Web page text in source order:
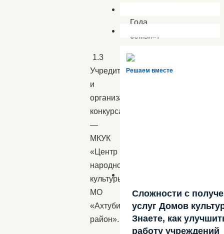
Года
семьи».
1.3
Учредитель
и
организатор
конкурса
—
МКУК
«Центр
народной
культуры»
МО
«Ахтубинский
район».
Решаем вместе
Сложности с
услуг Домов
Знаете, как
работу учреждений